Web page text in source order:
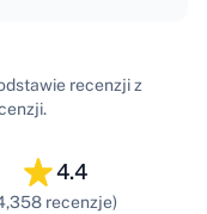
recenzji z
4.4
recenzje)